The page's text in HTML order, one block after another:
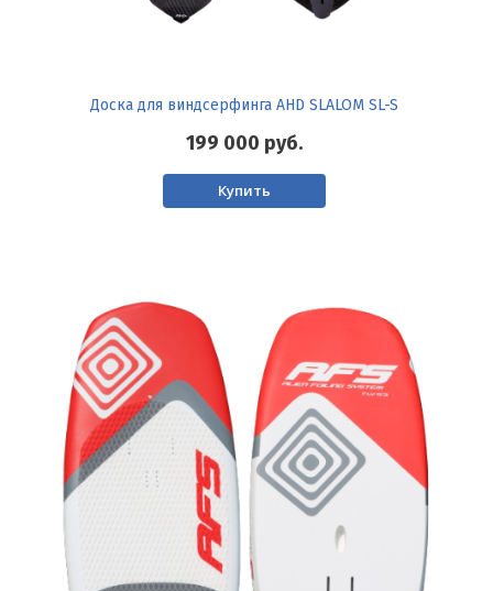
Доска для виндсерфинга AHD SLALOM SL-S
199 000 руб.
Купить